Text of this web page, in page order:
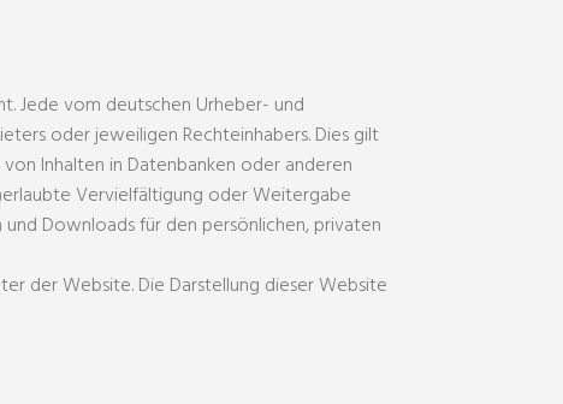
Jede vom deutschen Urheber- und
oder jeweiligen Rechteinhabers. Dies gilt
Inhalten in Datenbanken oder anderen
Vervielfältigung oder Weitergabe
Downloads für den persönlichen, privaten
der Website. Die Darstellung dieser Website